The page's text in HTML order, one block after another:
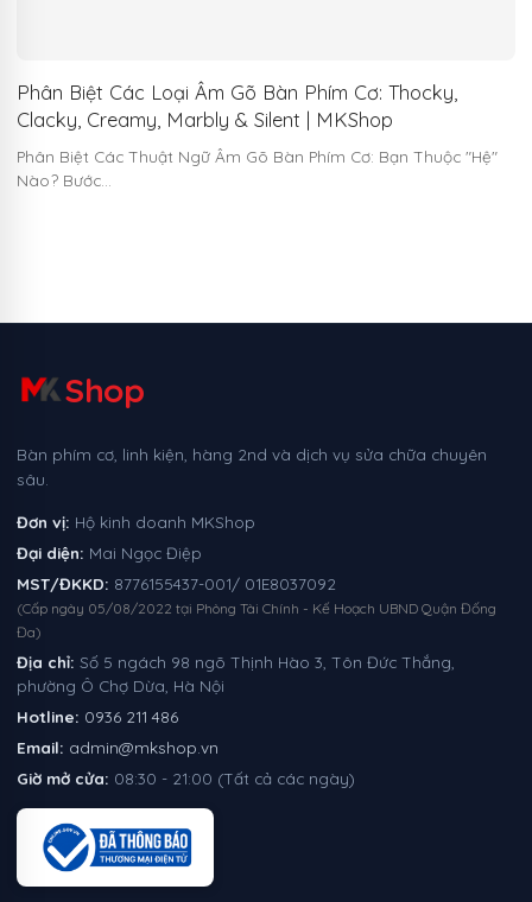
Phân Biệt Các Loại Âm Gõ Bàn Phím Cơ: Thocky,
Clacky, Creamy, Marbly & Silent | MKShop
Phân Biệt Các Thuật Ngữ Âm Gõ Bàn Phím Cơ: Bạn Thuộc "Hệ"
Nào? Bước…
Shop
Bàn phím cơ, linh kiện, hàng 2nd và dịch vụ sửa chữa chuyên
sâu.
Đơn vị: Hộ kinh doanh MKShop
Đại diện: Mai Ngọc Điệp
MST/ĐKKD: 8776155437-001/ 01E8037092
(Cấp ngày 05/08/2022 tại Phòng Tài Chính - Kế Hoạch UBND Quận Đống
Đa)
Địa chỉ: Số 5 ngách 98 ngõ Thịnh Hào 3, Tôn Đức Thắng,
phường Ô Chợ Dừa, Hà Nội
Hotline: 0936 211 486
Email: admin@mkshop.vn
Giờ mở cửa: 08:30 - 21:00 (Tất cả các ngày)